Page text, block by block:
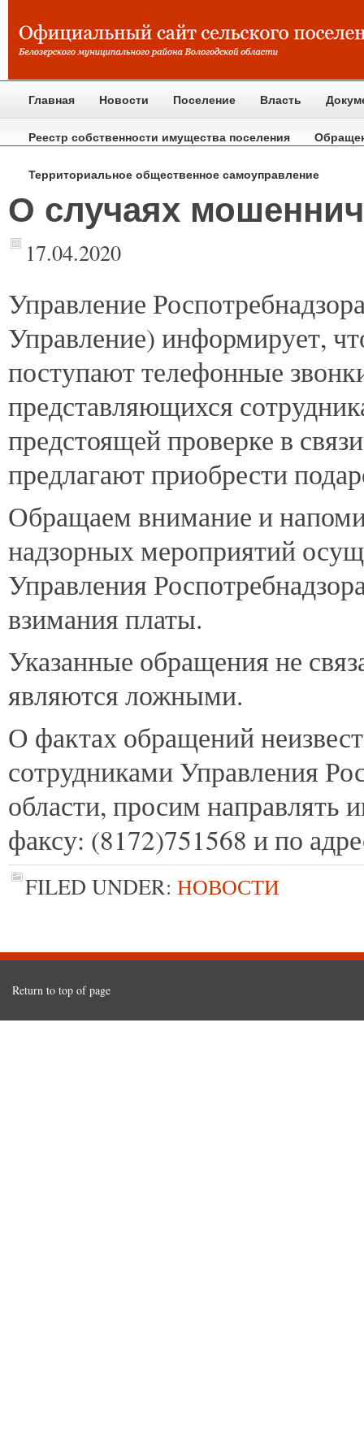
Главная Новости Поселение Власть
Реестр собственности имущества поселения
Территориальное общественное самоуправление
О случаях
17.04.2020
Управление
Управление) информирует,
поступают телефонные
представляющихся
предстоящей проверке в
предлагают приобрести
Обращаем внимание и
надзорных мероприятий
Управления
взимания платы.
Указанные обращения не
являются ложными.
О фактах обращений
сотрудниками Управления
области, просим
факсу: (8172)751568 и по
FILED UNDER: НОВОСТИ
Return to top of page